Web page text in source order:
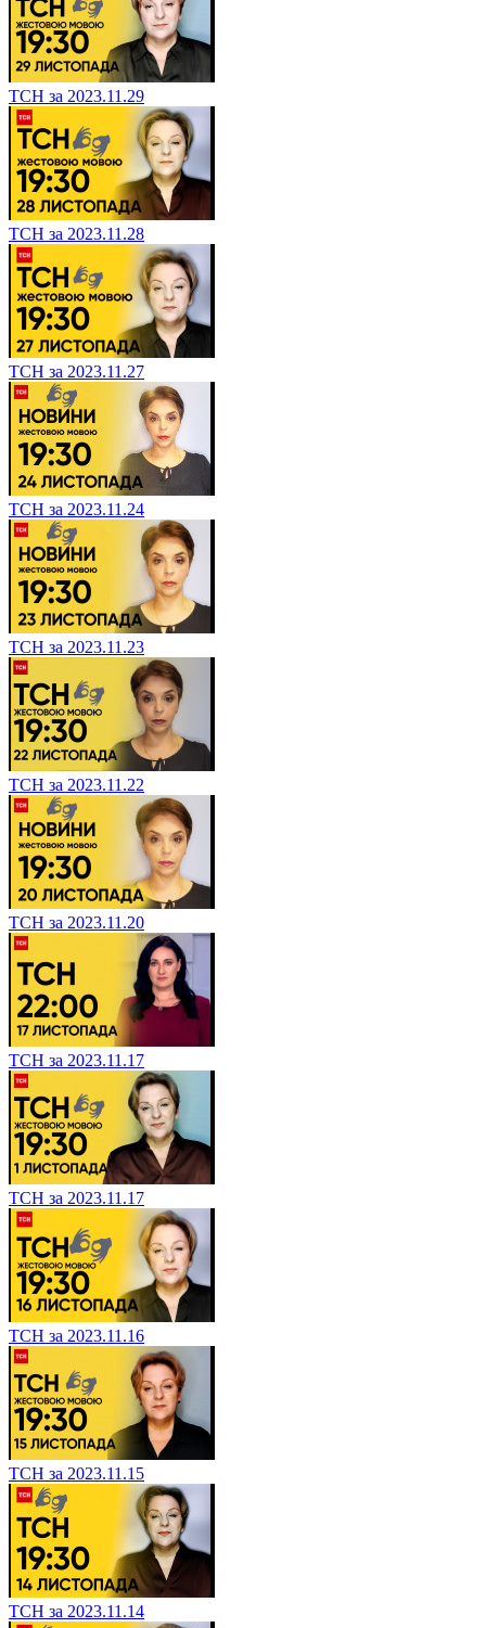
ТСН за 2023.11.29
ТСН за 2023.11.28
ТСН за 2023.11.27
ТСН за 2023.11.24
ТСН за 2023.11.23
ТСН за 2023.11.22
ТСН за 2023.11.20
ТСН за 2023.11.17
ТСН за 2023.11.17
ТСН за 2023.11.16
ТСН за 2023.11.15
ТСН за 2023.11.14